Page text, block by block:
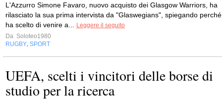
L'Azzurro Simone Favaro, nuovo acquisto dei Glasgow Warriors, ha
rilasciato la sua prima intervista da "Glaswegians", spiegando perché
ha scelto di venire a...
Leggere il seguito
Da Soloteo1980
RUGBY SPORT
UEFA, scelti i vincitori delle borse di
studio per la ricerca